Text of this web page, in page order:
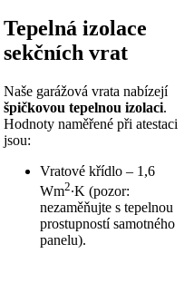
Tepelná izolace
sekčních vrat
Naše garážová vrata nabízejí
špičkovou tepelnou izolaci.
Hodnoty naměřené při atestaci
jsou:
Vratové křídlo – 1,6
Wm2∙K (pozor:
nezaměňujte s tepelnou
prostupností samotného
panelu).